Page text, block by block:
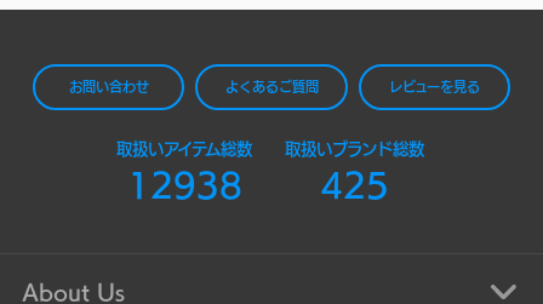
お問い合わせ よくあるご質問 レビューを見る
取扱いアイテム総数
12938
取扱いブランド総数
425
About Us